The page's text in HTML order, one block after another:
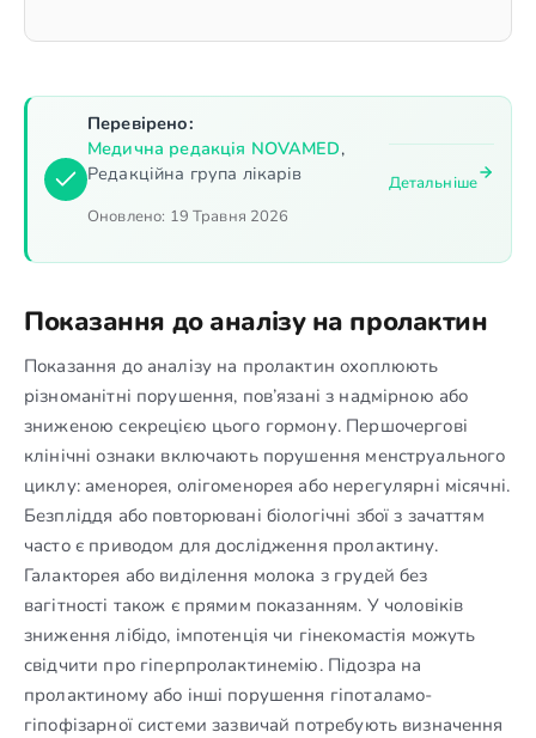
Перевірено:
Медична редакція NOVAMED,
Редакційна група лікарів
Оновлено: 19 Травня 2026
Детальніше
Показання до аналізу на пролактин
Показання до аналізу на пролактин охоплюють
різноманітні порушення, пов’язані з надмірною або
зниженою секрецією цього гормону. Першочергові
клінічні ознаки включають порушення менструального
циклу: аменорея, олігоменорея або нерегулярні місячні.
Безпліддя або повторювані біологічні збої з зачаттям
часто є приводом для дослідження пролактину.
Галакторея або виділення молока з грудей без
вагітності також є прямим показанням. У чоловіків
зниження лібідо, імпотенція чи гінекомастія можуть
свідчити про гіперпролактинемію. Підозра на
пролактиному або інші порушення гіпоталамо-
гіпофізарної системи зазвичай потребують визначення